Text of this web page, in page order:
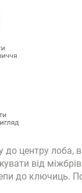
центру лоба,
від
до ключиць.